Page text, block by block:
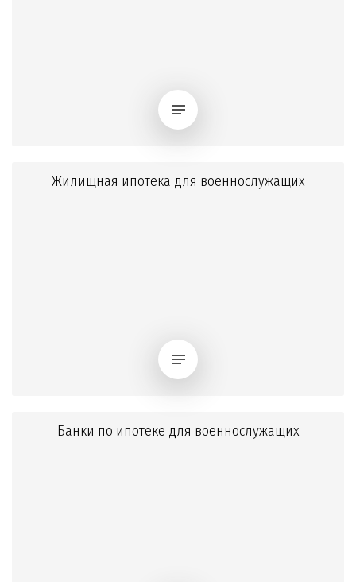
Жилищная ипотека для военнослужащих
Банки по ипотеке для военнослужащих